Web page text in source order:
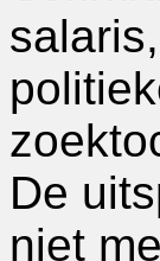
De
niet